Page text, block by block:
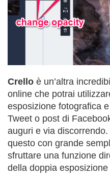
Crello è un’altra
online che potrai
esposizione fotografica
Tweet o post di
auguri e via
questo con grande
sfruttare una funzione
della doppia